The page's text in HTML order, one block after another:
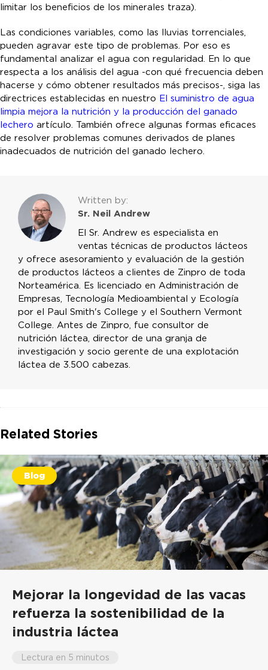
limitar los beneficios de los minerales traza).
Las condiciones variables, como las lluvias torrenciales,
pueden agravar este tipo de problemas. Por eso es
fundamental analizar el agua con regularidad. En lo que
respecta a los análisis del agua -con qué frecuencia deben
hacerse y cómo obtener resultados más precisos-, siga las
directrices establecidas en nuestro El suministro de agua
limpia mejora la nutrición y la producción del ganado
lechero artículo. También ofrece algunas formas eficaces
de resolver problemas comunes derivados de planes
inadecuados de nutrición del ganado lechero.
Written by:
Sr. Neil Andrew
El Sr. Andrew es especialista en
ventas técnicas de productos lácteos
y ofrece asesoramiento y evaluación de la gestión
de productos lácteos a clientes de Zinpro de toda
Norteamérica. Es licenciado en Administración de
Empresas, Tecnología Medioambiental y Ecología
por el Paul Smith's College y el Southern Vermont
College. Antes de Zinpro, fue consultor de
nutrición láctea, director de una granja de
investigación y socio gerente de una explotación
láctea de 3.500 cabezas.
Related Stories
Blog
Mejorar la longevidad de las vacas
refuerza la sostenibilidad de la
industria láctea
Lectura en 5 minutos